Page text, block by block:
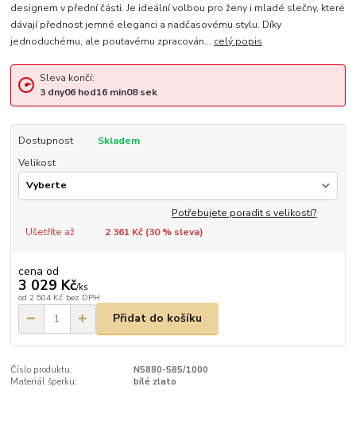
designem v přední části. Je ideální volbou pro ženy i mladé slečny, které
dávají přednost jemné eleganci a nadčasovému stylu. Díky
jednoduchému, ale poutavému zpracován... celý popis
Sleva končí:
3 dny06hod16min08sek
Dostupnost
Skladem
Velikost
Potřebujete poradit s velikostí?
Ušetříte až
2 361 Kč (30% sleva)
cena od
3 029 Kč/ks
od 2 504 Kč bez DPH
Přidat do košíku
Číslo produktu:
N5880-585/1000
Materiál šperku:
bílé zlato